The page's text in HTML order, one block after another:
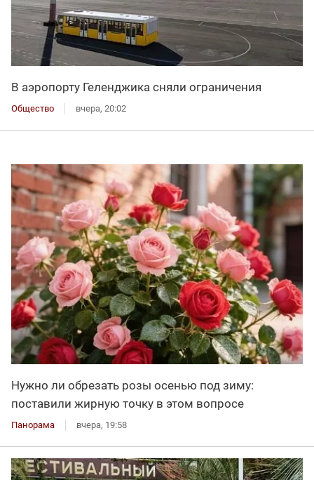
В аэропорту Геленджика сняли ограничения
Общество вчера, 20:02
Нужно ли обрезать розы осенью под зиму:
поставили жирную точку в этом вопросе
Панорама вчера, 19:58